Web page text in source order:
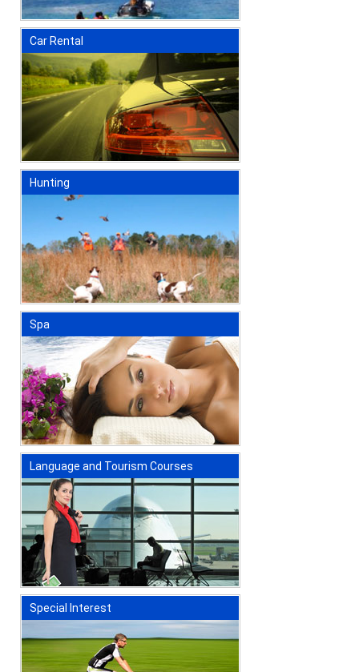
Car Rental
Hunting
Spa
Language and Tourism Courses
Special Interest